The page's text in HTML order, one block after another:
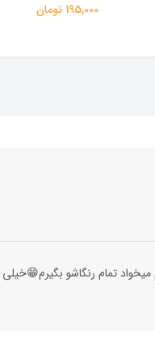
195,000 تومان
تمام رنگاشو